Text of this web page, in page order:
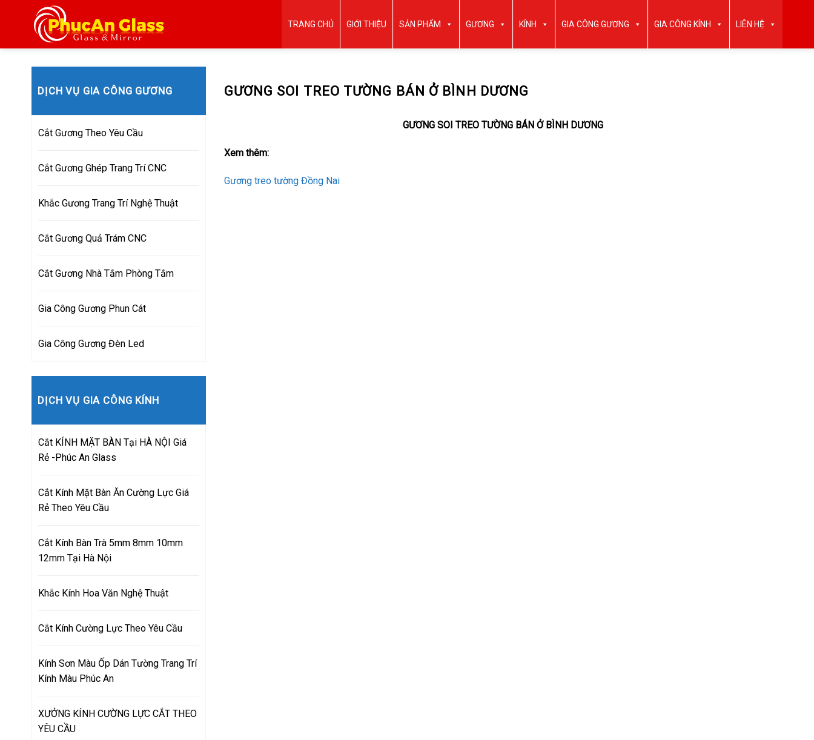
TRANG CHỦ GIỚI THIỆU SẢN PHẨM GƯƠNG KÍNH GIA CÔNG GƯƠNG GIA CÔNG KÍNH LIÊN HỆ
GƯƠNG SOI TREO TƯỜNG BÁN Ở BÌNH DƯƠNG
GƯƠNG SOI TREO TƯỜNG BÁN Ở BÌNH DƯƠNG
Xem thêm:
Gương treo tường Đồng Nai
DỊCH VỤ GIA CÔNG GƯƠNG
Cắt Gương Theo Yêu Cầu
Cắt Gương Ghép Trang Trí CNC
Khắc Gương Trang Trí Nghệ Thuật
Cắt Gương Quả Trám CNC
Cắt Gương Nhà Tắm Phòng Tắm
Gia Công Gương Phun Cát
Gia Công Gương Đèn Led
DỊCH VỤ GIA CÔNG KÍNH
Cắt KÍNH MẶT BÀN Tại HÀ NỘI Giá
Rẻ -Phúc An Glass
Cắt Kính Mặt Bàn Ăn Cường Lực Giá
Rẻ Theo Yêu Cầu
Cắt Kính Bàn Trà 5mm 8mm 10mm
12mm Tại Hà Nội
Khắc Kính Hoa Văn Nghệ Thuật
Cắt Kính Cường Lực Theo Yêu Cầu
Kính Sơn Màu Ốp Dán Tường Trang Trí
Kính Màu Phúc An
XƯỞNG KÍNH CƯỜNG LỰC CẮT THEO
YÊU CẦU